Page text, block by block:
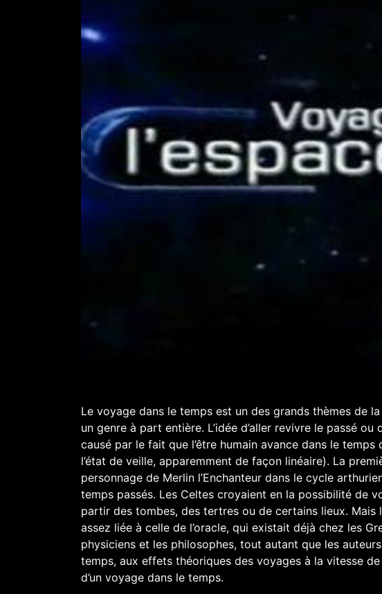
Le voyage dans le temps est un des grands thèmes de
un genre à part entière. L’idée d’aller revivre le passé
causé par le fait que l’être humain avance dans le
l’état de veille, apparemment de façon linéaire). La
personnage de Merlin l’Enchanteur dans le cycle
temps passés. Les Celtes croyaient en la possibilité de
partir des tombes, des tertres ou de certains lieux.
assez liée à celle de l’oracle, qui existait déjà chez les
physiciens et les philosophes, tout autant que les
temps, aux effets théoriques des voyages à la vitesse
d’un voyage dans le temps.